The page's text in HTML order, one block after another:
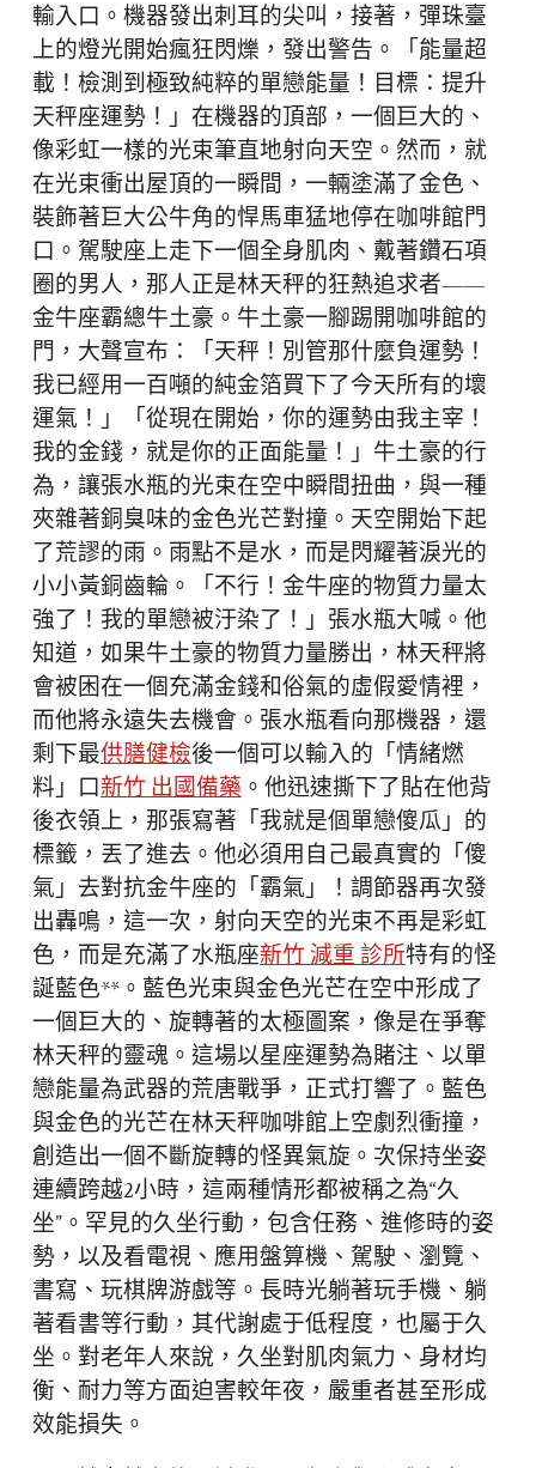
輸入口。機器發出刺耳的尖叫，接著，彈珠臺
上的燈光開始瘋狂閃爍，發出警告。「能量超
載！檢測到極致純粹的單戀能量！目標：提升
天秤座運勢！」在機器的頂部，一個巨大的、
像彩虹一樣的光束筆直地射向天空。然而，就
在光束衝出屋頂的一瞬間，一輛塗滿了金色、
裝飾著巨大公牛角的悍馬車猛地停在咖啡館門
口。駕駛座上走下一個全身肌肉、戴著鑽石項
圈的男人，那人正是林天秤的狂熱追求者——
金牛座霸總牛土豪。牛土豪一腳踢開咖啡館的
門，大聲宣布：「天秤！別管那什麼負運勢！
我已經用一百噸的純金箔買下了今天所有的壞
運氣！」「從現在開始，你的運勢由我主宰！
我的金錢，就是你的正面能量！」牛土豪的行
為，讓張水瓶的光束在空中瞬間扭曲，與一種
夾雜著銅臭味的金色光芒對撞。天空開始下起
了荒謬的雨。雨點不是水，而是閃耀著淚光的
小小黃銅齒輪。「不行！金牛座的物質力量太
強了！我的單戀被汙染了！」張水瓶大喊。他
知道，如果牛土豪的物質力量勝出，林天秤將
會被困在一個充滿金錢和俗氣的虛假愛情裡，
而他將永遠失去機會。張水瓶看向那機器，還
剩下最供膳健檢後一個可以輸入的「情緒燃
料」口新竹 出國備藥 。他迅速撕下了貼在他背
後衣領上，那張寫著「我就是個單戀傻瓜」的
標籤，丟了進去。他必須用自己最真實的「傻
氣」去對抗金牛座的「霸氣」！調節器再次發
出轟鳴，這一次，射向天空的光束不再是彩虹
色，而是充滿了水瓶座新竹 減重 診所特有的怪
誕藍色**。藍色光束與金色光芒在空中形成了
一個巨大的、旋轉著的太極圖案，像是在爭奪
林天秤的靈魂。這場以星座運勢為賭注、以單
戀能量為武器的荒唐戰爭，正式打響了。藍色
與金色的光芒在林天秤咖啡館上空劇烈衝撞，
創造出一個不斷旋轉的怪異氣旋。次保持坐姿
連續跨越2小時，這兩種情形都被稱之為“久
坐”。罕見的久坐行動，包含任務、進修時的姿
勢，以及看電視、應用盤算機、駕駛、瀏覽、
書寫、玩棋牌游戲等。長時光躺著玩手機、躺
著看書等行動，其代謝處于低程度，也屬于久
坐。對老年人來說，久坐對肌肉氣力、身材均
衡、耐力等方面迫害較年夜，嚴重者甚至形成
效能損失。